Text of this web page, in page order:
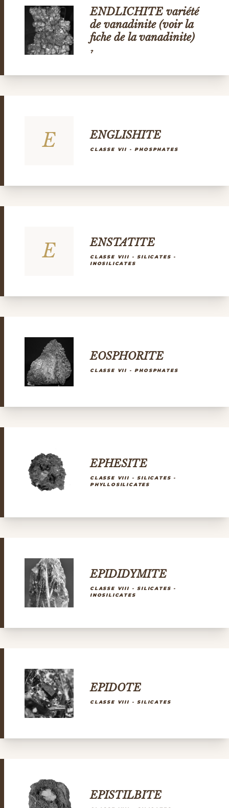
ENDLICHITE variété
de vanadinite (voir la
fiche de la vanadinite)
?
E ENGLISHITE
CLASSE VII - PHOSPHATES
E ENSTATITE
CLASSE VIII - SILICATES -
INOSILICATES
EOSPHORITE
CLASSE VII - PHOSPHATES
EPHESITE
CLASSE VIII - SILICATES -
PHYLLOSILICATES
EPIDIDYMITE
CLASSE VIII - SILICATES -
INOSILICATES
EPIDOTE
CLASSE VIII - SILICATES
EPISTILBITE